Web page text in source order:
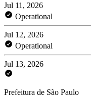
Jul 11, 2026
Operational
Jul 12, 2026
Operational
Jul 13, 2026
Prefeitura de São Paulo